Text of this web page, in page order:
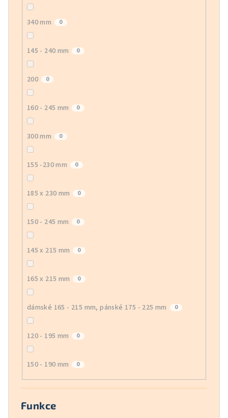
340 mm 0
145 - 240 mm 0
200 0
160 - 245 mm 0
300 mm 0
155 -230 mm 0
185 x 230 mm 0
150 - 245 mm 0
145 x 215 mm 0
165 x 215 mm 0
dámské 165 - 215 mm, pánské 175 - 225 mm 0
120 - 195 mm 0
150 - 190 mm 0
Funkce